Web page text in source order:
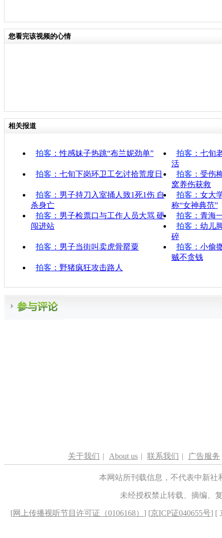
您看完该视频的心情
相关报道
拍客 ：性感妹子热跳“布兰妮劲单” 拍客 ：七旬
活
拍客 ：七旬下岗环卫工乞讨拾荒度日 拍客 ：受伤
窝养伤获救
拍客 ：男子持刀入室捅人致1死1伤 自
杀身亡
拍客 ：女大
称“女神典范”
拍客 ：男子检票口与工作人员大骂 硬
闯进站
拍客 ：青海
拍客 ：幼儿
碎
拍客 ：男子当街叫卖虎骨罂粟 拍客 ：小偷
贼不贪钱
拍客 ：野猪疯狂攻击路人
关于我们 | About us | 联系我们 | 广告服务
本网站所刊载信息，不代表中新
未经授权禁止转载、摘编、
[网上传播视听节目许可证（0106168） ] [京ICP证040655号] [